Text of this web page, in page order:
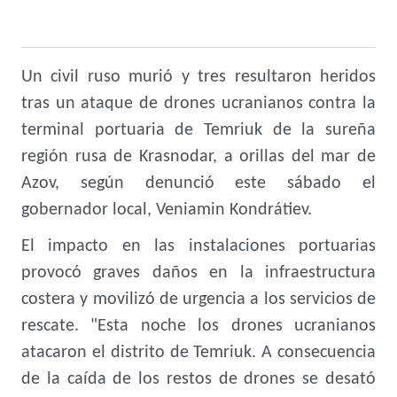
Un civil ruso murió y tres resultaron heridos
tras un ataque de drones ucranianos contra la
terminal portuaria de Temriuk de la sureña
región rusa de Krasnodar, a orillas del mar de
Azov, según denunció este sábado el
gobernador local, Veniamin Kondrátiev.
El impacto en las instalaciones portuarias
provocó graves daños en la infraestructura
costera y movilizó de urgencia a los servicios de
rescate. "Esta noche los drones ucranianos
atacaron el distrito de Temriuk. A consecuencia
de la caída de los restos de drones se desató